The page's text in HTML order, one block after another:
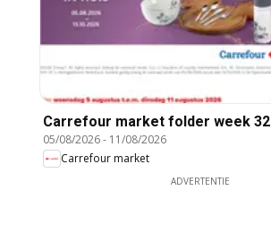
Carrefour market folder week 32
05/08/2026- 11/08/2026
Carrefour market
ADVERTENTIE